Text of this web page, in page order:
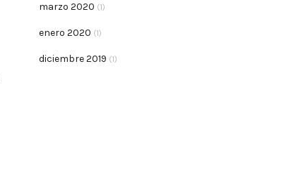
marzo 2020 (1)
enero 2020 (1)
diciembre 2019 (1)